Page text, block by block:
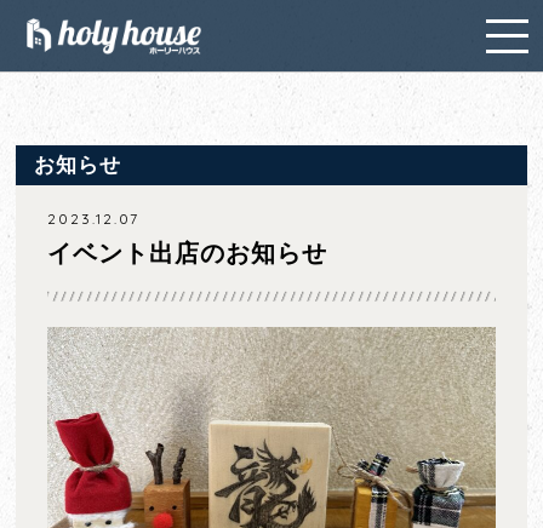
お知らせ
2023.12.07
イベント出店のお知らせ